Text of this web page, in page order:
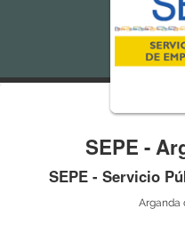
SEPE -
SEPE - Servicio
Arganda